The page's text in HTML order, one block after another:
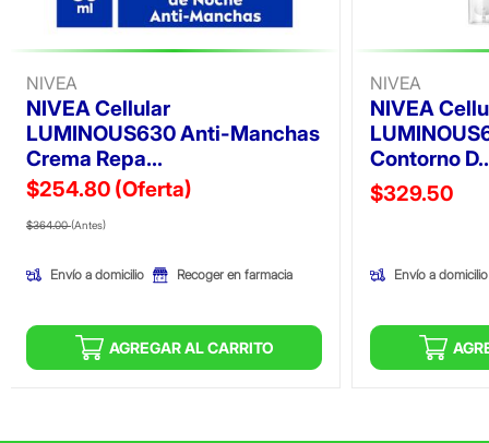
NIVEA
NIVEA Cellular
LUMINOUS630 Anti-Manchas
Crema Repa...
$254.80 (Oferta)
Precio reducido de
$364.00(Antes)(Oferta)
Envío a domicilio Recoger en farmacia
AGREGAR AL CARRITO
NIVEA
NIVEA
Contorno
Precio
$329.50
Envío a domicilio